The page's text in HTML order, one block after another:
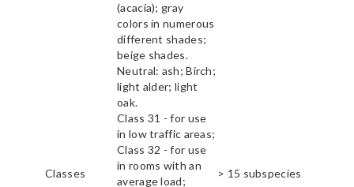
(acacia); gray
colors in numerous
different shades;
beige shades.
Neutral: ash; Birch;
light alder; light
oak.
Classes
Class 31 - for use
in low traffic areas;
Class 32 - for use
in rooms with an
average load;
> 15 subspecies